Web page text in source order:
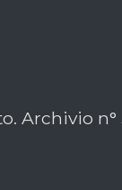
Archivio n°